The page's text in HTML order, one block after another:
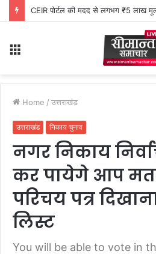
CEIR पोर्टल की मदद से लगभग ₹5 लाख
Home / उत्तराखंड
उत्तराखंड निकाय चुनाव
नगर निकाय
कर पायेगे आप
परिचय पत्र
लिस्ट
You will be able to vote in